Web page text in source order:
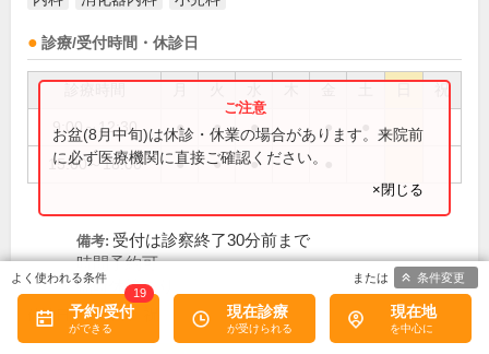
診療/受付時間・休診日
祝
9:00～12:30 ● ● ● ●
15:00～18:00 ● ● ●
お盆(8月中旬)は休診・休業の場合があります。来院前
に必ず医療機関に直接ご確認ください。
×閉じる
備考: 受付は診察終了30分前まで
時間予約可
臨時休診あり
休診日: 木、日、祝
予約/受付
19
現在診療 現在地
条件変更